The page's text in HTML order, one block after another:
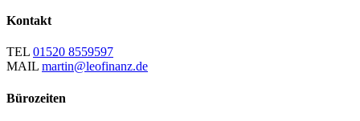
Kontakt
TEL 01520 8559597
MAIL martin@leofinanz.de
Bürozeiten